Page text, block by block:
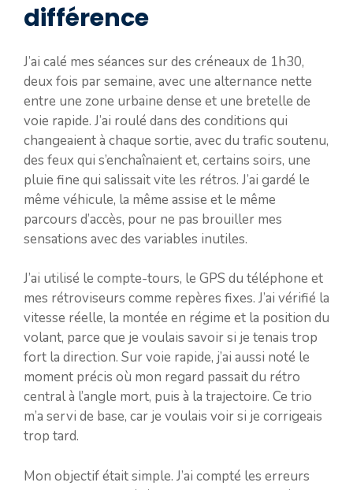
différence
J’ai calé mes séances sur des créneaux de 1h30,
deux fois par semaine, avec une alternance nette
entre une zone urbaine dense et une bretelle de
voie rapide. J’ai roulé dans des conditions qui
changeaient à chaque sortie, avec du trafic soutenu,
des feux qui s’enchaînaient et, certains soirs, une
pluie fine qui salissait vite les rétros. J’ai gardé le
même véhicule, la même assise et le même
parcours d’accès, pour ne pas brouiller mes
sensations avec des variables inutiles.
J’ai utilisé le compte-tours, le GPS du téléphone et
mes rétroviseurs comme repères fixes. J’ai vérifié la
vitesse réelle, la montée en régime et la position du
volant, parce que je voulais savoir si je tenais trop
fort la direction. Sur voie rapide, j’ai aussi noté le
moment précis où mon regard passait du rétro
central à l’angle mort, puis à la trajectoire. Ce trio
m’a servi de base, car je voulais voir si je corrigeais
trop tard.
Mon objectif était simple. J’ai compté les erreurs